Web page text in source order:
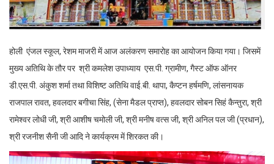
होली एंजल स्कूल, रेशम माजरी में आज अलंकरण समारोह का आयोजन किया गया। जिसमें
मुख्य अतिथि के तौर पर श्री कमलेश उपाध्याय एस.पी. ग्रामीण, गैस्ट ऑफ ऑनर
डी.एस.पी. अंकुश शर्मा तथा विशिष्ट अतिथि वाई.बी. थापा, कैप्टन हर्षमणि, लांसनायक
राजपाल रावत, हवलदार बगीचा सिंह, (सेना मैडल प्राप्त), हवलदार सोबन सिहं कैन्तुरा, श्री
रामेश्वर लोधी जी, श्री आशीष चमोली जी, श्री मनीष वत्स जी, श्री अनिल पल जी (प्रधान),
श्री रजनीश सैनी जी आदि ने कार्यक्रम में शिरकत की।